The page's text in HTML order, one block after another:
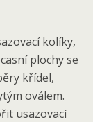
kolíky,
plochy se
křídel,
oválem.
usazovací